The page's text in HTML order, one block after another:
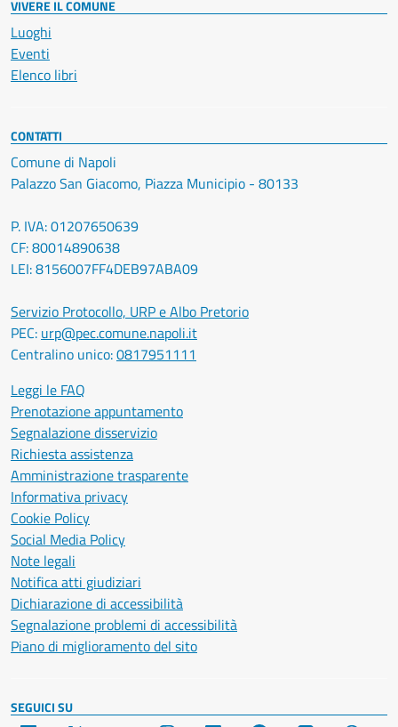
VIVERE IL COMUNE
Luoghi
Eventi
Elenco libri
CONTATTI
Comune di Napoli
Palazzo San Giacomo, Piazza Municipio - 80133
P. IVA: 01207650639
CF: 80014890638
LEI: 8156007FF4DEB97ABA09
Servizio Protocollo, URP e Albo Pretorio
PEC: urp@pec.comune.napoli.it
Centralino unico:0817951111
Leggi le FAQ
Prenotazione appuntamento
Segnalazione disservizio
Richiesta assistenza
Amministrazione trasparente
Informativa privacy
Cookie Policy
Social Media Policy
Note legali
Notifica atti giudiziari
Dichiarazione di accessibilità
Segnalazione problemi di accessibilità
Piano di miglioramento del sito
SEGUICI SU